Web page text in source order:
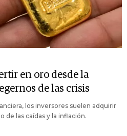
en oro desde la
de las crisis
los inversores suelen adquirir
de las caídas y la inflación.